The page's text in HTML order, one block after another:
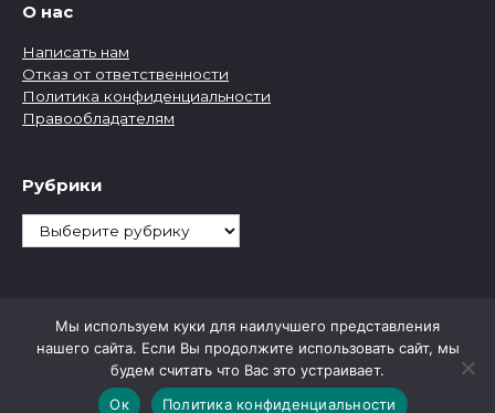
О нас
Написать нам
Отказ от ответственности
Политика конфиденциальности
Правообладателям
Рубрики
Рубрики
Мы используем куки для наилучшего представления
нашего сайта. Если Вы продолжите использовать сайт, мы
будем считать что Вас это устраивает.
Ок
Политика конфиденциальности